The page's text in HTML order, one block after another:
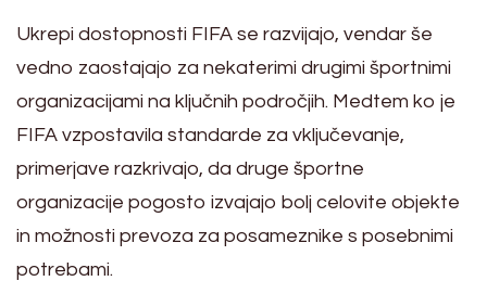
Ukrepi dostopnosti FIFA se razvijajo, vendar še
vedno zaostajajo za nekaterimi drugimi športnimi
organizacijami na ključnih področjih. Medtem ko je
FIFA vzpostavila standarde za vključevanje,
primerjave razkrivajo, da druge športne
organizacije pogosto izvajajo bolj celovite objekte
in možnosti prevoza za posameznike s posebnimi
potrebami.